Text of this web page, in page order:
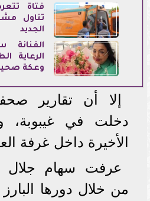
فتاة
تناول
الجديد
الفنانة
الرعاية
وعكة
إلا أن تقارير
دخلت في غيبوبة،
الأخيرة داخل غرفة
عرفت سهام جلال
من خلال دورها